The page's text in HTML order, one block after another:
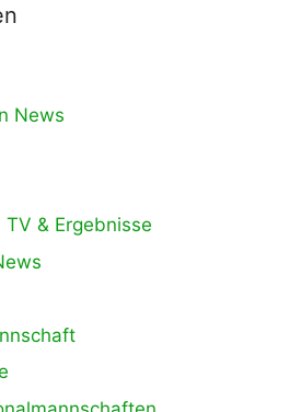
News
& Ergebnisse